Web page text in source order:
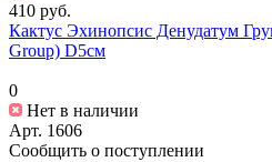
410 руб.
Кактус Эхинопсис Денудатум
Group) D5см
0
Нет в наличии
Арт. 1606
Сообщить о поступлении